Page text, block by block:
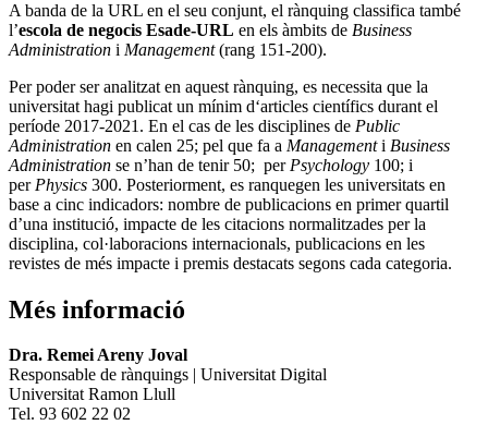
A banda de la URL en el seu conjunt, el rànquing classifica també
l’escola de negocis Esade-URL en els àmbits de Business
Administration i Management(rang 151-200).
Per poder seranalitzat en aquest rànquing, es necessita que la
universitat hagi publicat un mínim d‘articles científics durant el
període 2017-2021. En el cas de les disciplines de Public
Administration en calen 25; pel que fa a Managementi Business
Administration se n’han de tenir 50; per Psychology 100; i
per Physics 300. Posteriorment, es ranquegen les universitats en
base a cinc indicadors: nombre de publicacions en primer quartil
d’una institució, impacte de les citacions normalitzades per la
disciplina, col·laboracions internacionals, publicacions en les
revistes de més impacte i premis destacats segons cada categoria.
Més informació
Dra. Remei Areny Joval
Responsable de rànquings | Universitat Digital
Universitat Ramon Llull
Tel. 93 602 22 02